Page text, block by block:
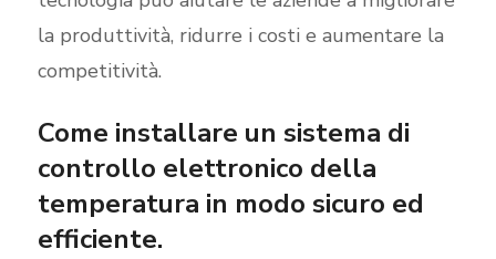
la produttività, ridurre i costi e aumentare la
competitività.
Come installare un sistema di
controllo elettronico della
temperatura in modo sicuro ed
efficiente.